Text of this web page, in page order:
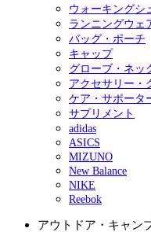
ウォーキングシ
ランニングウェ
バッグ・ポーチ
キャップ
グローブ・ネッ
アクセサリー・
ケア・サポータ
サプリメント
adidas
ASICS
MIZUNO
New Balance
NIKE
Reebok
アウトドア・キャン